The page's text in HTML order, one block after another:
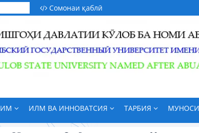
Сомонаи қаблӣ
ИЛМ ВА ИННОВАТСИЯ ТАРБИЯ